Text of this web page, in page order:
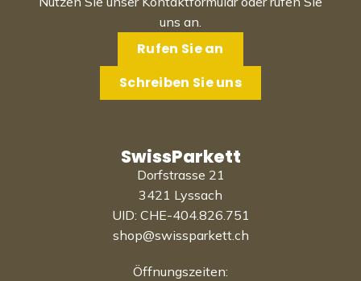
uns an.
Rufen Sie an
Schreiben Sie uns
SwissParkett
Dorfstrasse 21
3421 Lyssach
UID: CHE-404.826.751
shop@swissparkett.ch
Öffnungszeiten: